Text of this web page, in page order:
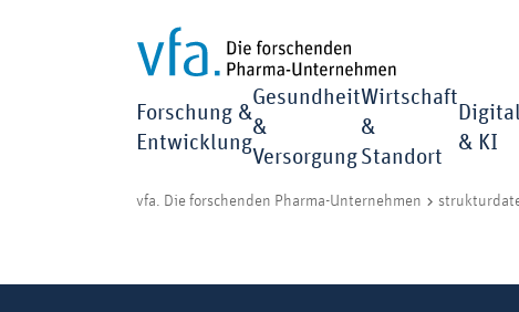
Forschung &
Entwicklung
Gesundheit
&
Versorgung
Wirtschaft
&
Standort
& KI
vfa. Die forschenden Pharma-Unternehmen